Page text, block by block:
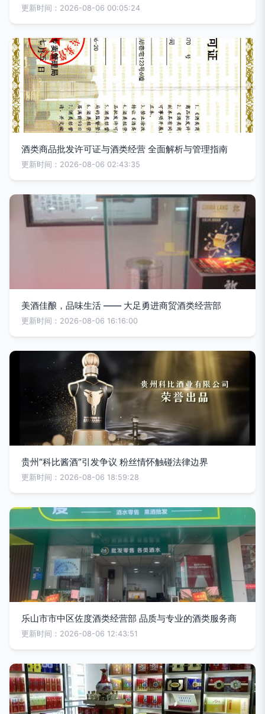
更新时间：2026-08-06 00:05:24
酒类商品批发许可证与酒类经营 全面解析与管理指南
更新时间：2026-08-06 02:43:35
美酒佳酿，品味生活 —— 大足勇进商贸酒类经营部
更新时间：2026-08-06 16:16:00
贵州“科比酱酒”引发争议 粉丝情怀触碰法律边界
更新时间：2026-08-06 18:59:28
乐山市市中区佐度酒类经营部 品质与专业的酒类服务商
更新时间：2026-08-06 12:43:51